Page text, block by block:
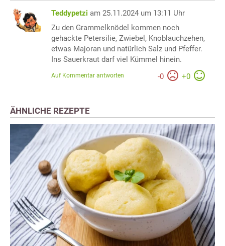
Teddypetzi am 25.11.2024 um 13:11 Uhr
Zu den Grammelknödel kommen noch
gehackte Petersilie, Zwiebel, Knoblauchzehen,
etwas Majoran und natürlich Salz und Pfeffer.
Ins Sauerkraut darf viel Kümmel hinein.
-0 +0
Auf Kommentar antworten
ÄHNLICHE REZEPTE